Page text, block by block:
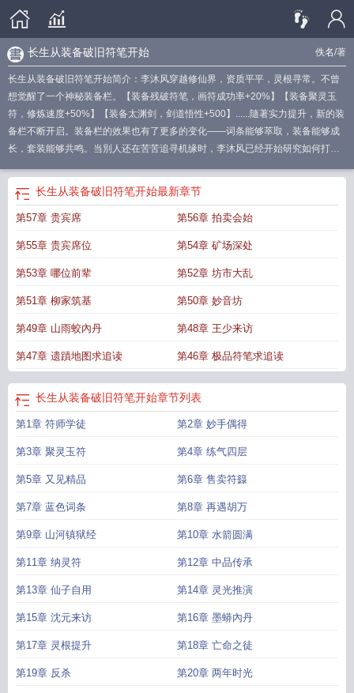
佚名/著
长生从装备破旧符笔开始
长生从装备破旧符笔开始简介：李沐风穿越修仙界，资质平平，灵根寻常。不曾
想觉醒了一个神秘装备栏。【装备残破符笔，画符成功率+20%】【装备聚灵玉
符，修炼速度+50%】【装备太渊剑，剑道悟性+500】......隨著实力提升，新的装
备栏不断开启。装备栏的效果也有了更多的变化——词条能够萃取，装备能够成
长，套装能够共鸣。当別人还在苦苦追寻机缘时，李沐风已经开始研究如何打造
旧符笔开始 最新
长生从装备破旧符笔开始笔趣阁免费
雄 长生装备属性
费长生符文有用吗 长生从装备破旧符笔开始文档长生从装备破旧符笔开始 笔
开始在线 长生从装备破旧符笔开始 免费
长生从装备破旧符笔开始最新章节
第57章 贵宾席 第56章 拍卖会始
第55章 贵宾席位 第54章 矿场深处
第53章 哪位前辈 第52章 坊市大乱
第51章 柳家筑基 第50章 妙音坊
第49章 山雨蛟內丹 第48章 王少来访
第47章 遗蹟地图求追读 第46章 极品符笔求追读
长生从装备破旧符笔开始章节列表
第1章 符师学徒 第2章 妙手偶得
第3章 聚灵玉符 第4章 练气四层
第5章 又见精品 第6章 售卖符籙
第7章 蓝色词条 第8章 再遇胡万
第9章 山河镇狱经 第10章 水箭圆满
第11章 纳灵符 第12章 中品传承
第13章 仙子自用 第14章 灵光推演
第15章 沈元来访 第16章 墨蟒內丹
第17章 灵根提升 第18章 亡命之徒
第19章 反杀 第20章 两年时光